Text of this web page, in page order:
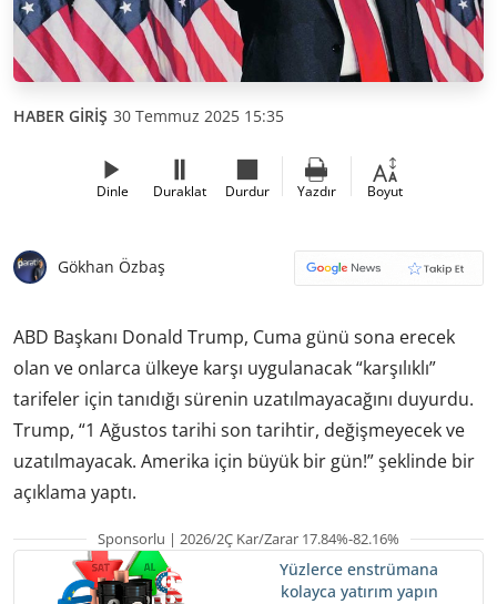
HABER GİRİŞ 30 Temmuz 2025 15:35
Dinle Duraklat Durdur Yazdır Boyut
Gökhan Özbaş
ABD Başkanı Donald Trump, Cuma günü sona erecek
olan ve onlarca ülkeye karşı uygulanacak “karşılıklı”
tarifeler için tanıdığı sürenin uzatılmayacağını duyurdu.
Trump, “1 Ağustos tarihi son tarihtir, değişmeyecek ve
uzatılmayacak. Amerika için büyük bir gün!” şeklinde bir
açıklama yaptı.
Sponsorlu | 2026/2Ç Kar/Zarar 17.84%-82.16%
Yüzlerce enstrümana
kolayca yatırım yapın